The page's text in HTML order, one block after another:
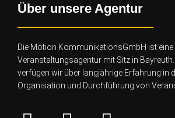
Über unsere Agentur
Die Motion KommunikationsGmbH ist eine
Veranstaltungsagentur mit Sitz in
verfügen wir über langjährige Erfahrung in
Organisation und Durchführung von